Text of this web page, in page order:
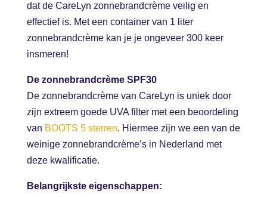
DE 7 ZONNEWAARDEN VAN
CARELYN
DE BOUW
CONTACT
INSPIRATIEWIJZER
NIEUWSBERICHTEN
VIDEO’S
INSCHRIJVEN NIEUWSBRIEF
0 ITEMS €0,00
WEBSHOP
dat de CareLyn zonnebrandcrème veilig en
effectief is. Met een container van 1 liter
zonnebrandcrème kan je je ongeveer 300 keer
insmeren!
De zonnebrandcrème SPF30
De zonnebrandcrème van CareLyn is uniek door
zijn extreem goede UVA filter met een beoordeling
van BOOTS 5 sterren. Hiermee zijn we een van de
weinige zonnebrandcrème’s in Nederland met
deze kwalificatie.
Belangrijkste eigenschappen: